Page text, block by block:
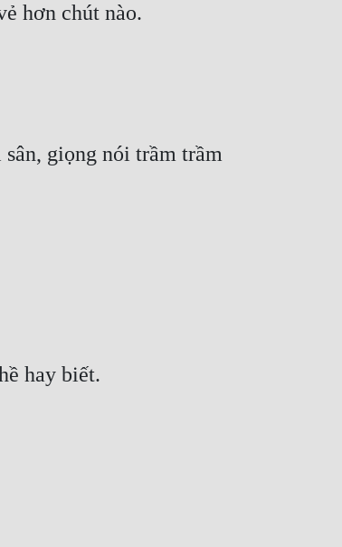
hơn chút nào.
giọng nói trầm trầm
hay biết.